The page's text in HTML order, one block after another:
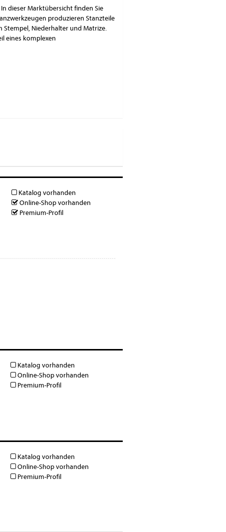
dieser Marktübersicht finden Sie
produzieren Stanzteile
Stempel, Niederhalter und Matrize.
eines komplexen
Katalog vorhanden
Online-Shop vorhanden
Premium-Profil
Katalog vorhanden
Online-Shop vorhanden
Premium-Profil
Katalog vorhanden
Online-Shop vorhanden
Premium-Profil